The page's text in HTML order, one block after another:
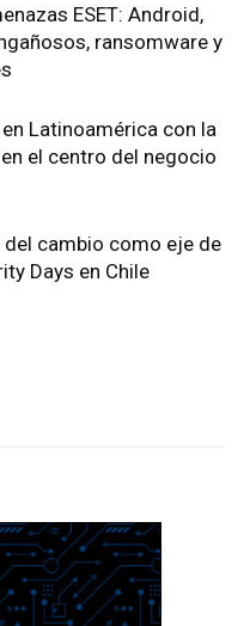
ESET: Android,
ransomware y
en Latinoamérica con la
el centro del negocio
del cambio como eje de
Days en Chile